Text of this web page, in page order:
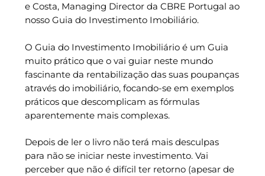
e Costa, Managing Director da CBRE Portugal ao
nosso Guia do Investimento Imobiliário.
O Guia do Investimento Imobiliário é um Guia
muito prático que o vai guiar neste mundo
fascinante da rentabilização das suas poupanças
através do imobiliário, focando-se em exemplos
práticos que descomplicam as fórmulas
aparentemente mais complexas.
Depois de ler o livro não terá mais desculpas
para não se iniciar neste investimento. Vai
perceber que não é difícil ter retorno (apesar de